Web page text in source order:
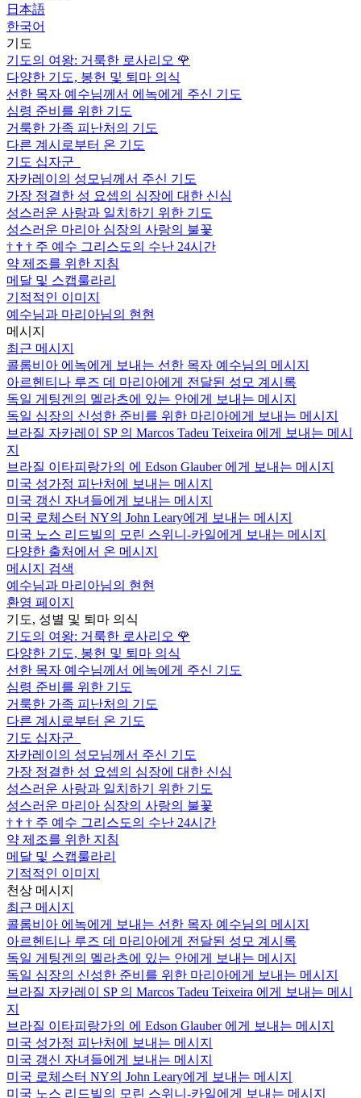
日本語
한국어
기도
기도의 여왕: 거룩한 로사리오 🌹
다양한 기도, 봉헌 및 퇴마 의식
선한 목자 예수님께서 에녹에게 주신 기도
심령 준비를 위한 기도
거룩한 가족 피난처의 기도
다른 계시로부터 온 기도
기도 십자군
자카레이의 성모님께서 주신 기도
가장 정결한 성 요셉의 심장에 대한 신심
성스러운 사랑과 일치하기 위한 기도
성스러운 마리아 심장의 사랑의 불꽃
† † † 주 예수 그리스도의 수난 24시간
약 제조를 위한 지침
메달 및 스캡룰라리
기적적인 이미지
예수님과 마리아님의 현현
메시지
최근 메시지
콜롬비아 에녹에게 보내는 선한 목자 예수님의 메시지
아르헨티나 루즈 데 마리아에게 전달된 성모 계시록
독일 게팅겐의 멜라츠에 있는 안에게 보내는 메시지
독일 심장의 신성한 준비를 위한 마리아에게 보내는 메시지
브라질 자카레이 SP 의 Marcos Tadeu Teixeira 에게 보내는 메시
지
브라질 이타피랑가의 에 Edson Glauber 에게 보내는 메시지
미국 성가정 피난처에 보내는 메시지
미국 갱신 자녀들에게 보내는 메시지
미국 로체스터 NY의 John Leary에게 보내는 메시지
미국 노스 리드빌의 모린 스위니-카일에게 보내는 메시지
다양한 출처에서 온 메시지
메시지 검색
예수님과 마리아님의 현현
환영 페이지
기도, 성별 및 퇴마 의식
기도의 여왕: 거룩한 로사리오 🌹
다양한 기도, 봉헌 및 퇴마 의식
선한 목자 예수님께서 에녹에게 주신 기도
심령 준비를 위한 기도
거룩한 가족 피난처의 기도
다른 계시로부터 온 기도
기도 십자군
자카레이의 성모님께서 주신 기도
가장 정결한 성 요셉의 심장에 대한 신심
성스러운 사랑과 일치하기 위한 기도
성스러운 마리아 심장의 사랑의 불꽃
† † † 주 예수 그리스도의 수난 24시간
약 제조를 위한 지침
메달 및 스캡룰라리
기적적인 이미지
천상 메시지
최근 메시지
콜롬비아 에녹에게 보내는 선한 목자 예수님의 메시지
아르헨티나 루즈 데 마리아에게 전달된 성모 계시록
독일 게팅겐의 멜라츠에 있는 안에게 보내는 메시지
독일 심장의 신성한 준비를 위한 마리아에게 보내는 메시지
브라질 자카레이 SP 의 Marcos Tadeu Teixeira 에게 보내는 메시
지
브라질 이타피랑가의 에 Edson Glauber 에게 보내는 메시지
미국 성가정 피난처에 보내는 메시지
미국 갱신 자녀들에게 보내는 메시지
미국 로체스터 NY의 John Leary에게 보내는 메시지
미국 노스 리드빌의 모린 스위니-카일에게 보내는 메시지